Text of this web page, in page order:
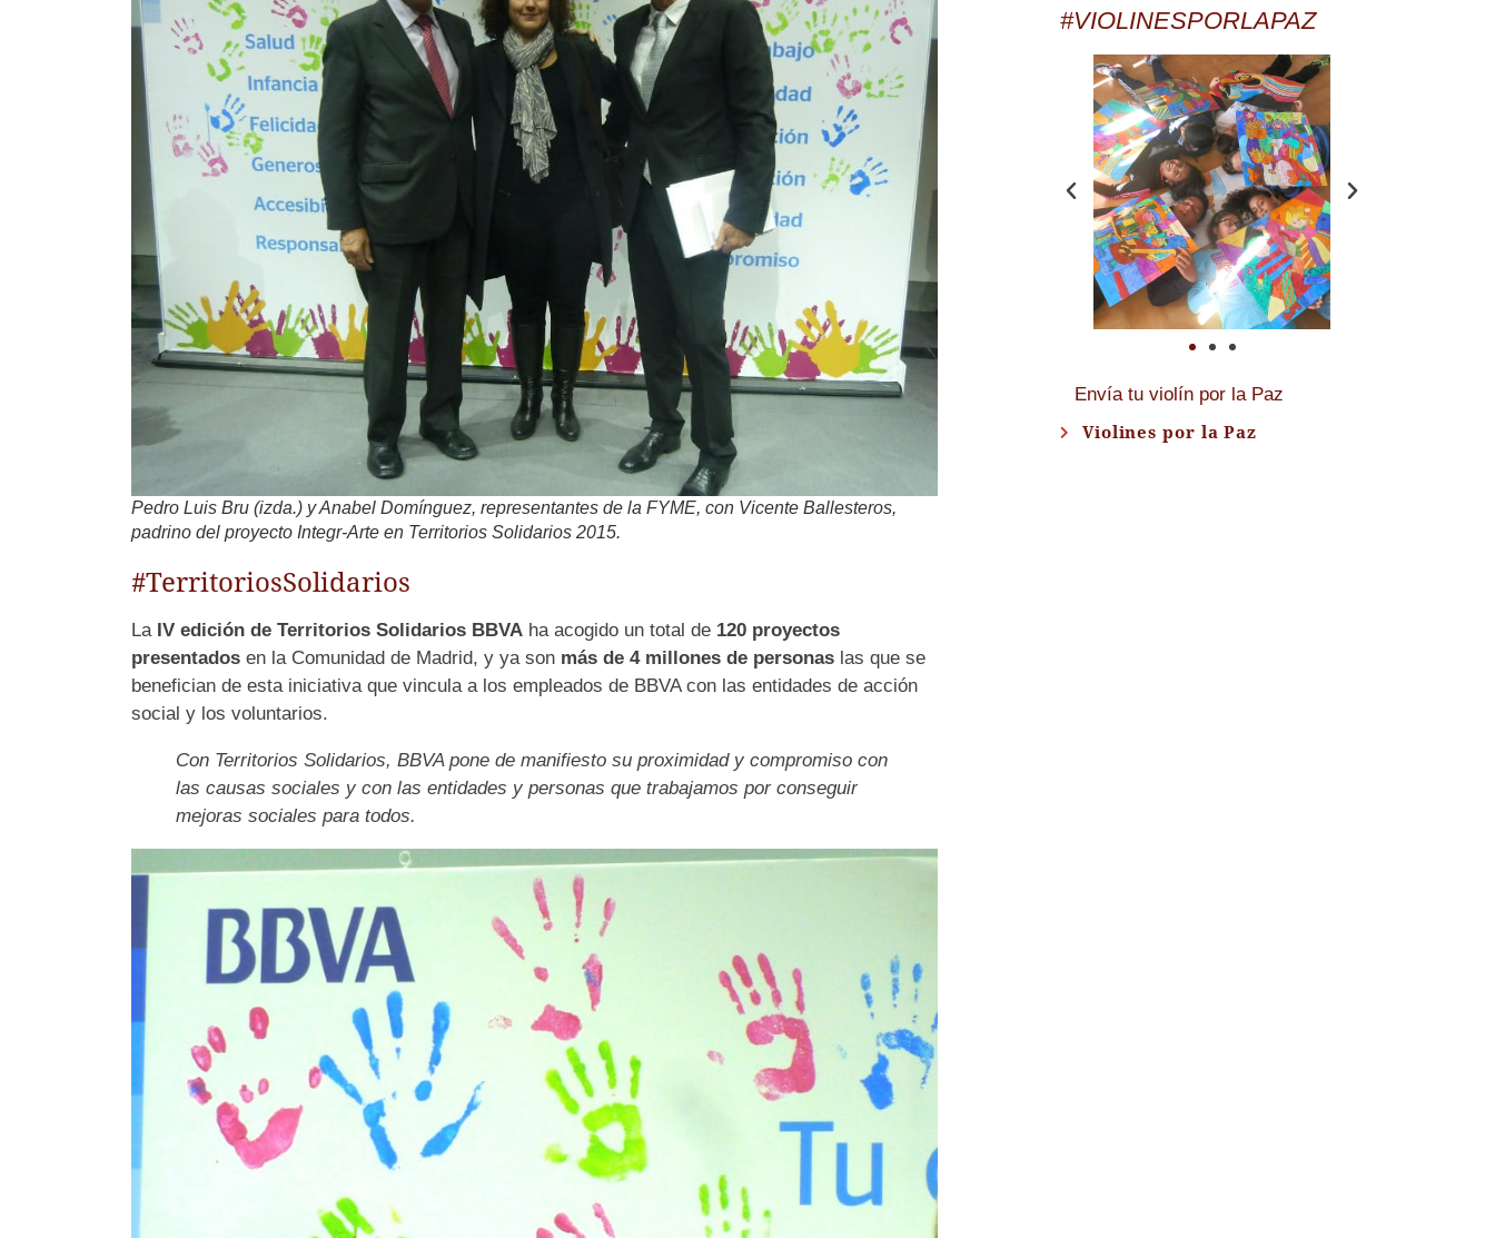
Pedro Luis Bru (izda.) y Anabel Domínguez, representantes de la FYME, con Vicente Ballesteros,
padrino del proyecto Integr-Arte en Territorios Solidarios 2015.
#TerritoriosSolidarios
La IV edición de Territorios Solidarios BBVAha acogido un total de 120 proyectos
presentadosen la Comunidad de Madrid, y ya son más de 4 millones de personaslas que se
benefician de esta iniciativa que vincula a los empleados de BBVA con las entidades de acción
social y los voluntarios.
Con Territorios Solidarios, BBVA pone de manifiesto su proximidad y compromiso con
las causas sociales y con las entidades y personas que trabajamos por conseguir
mejoras sociales para todos.
#VIOLINESPORLAPAZ
Envía tu violín por la Paz
Violines por la Paz